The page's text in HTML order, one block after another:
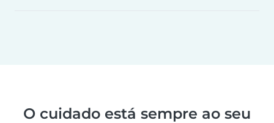
O cuidado está sempre ao seu